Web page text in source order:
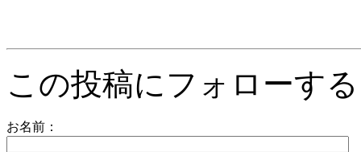
この投稿にフォローす
お名前：